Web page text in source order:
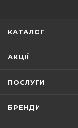
КАТАЛОГ
АКЦІЇ
ПОСЛУГИ
БРЕНДИ